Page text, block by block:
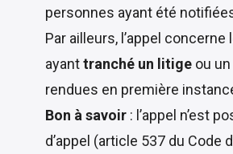
personnes ayant été
Par ailleurs, l’appel
ayanttranché un litige ou
rendues en première
Bon à savoir : l’appel n’est
d’appel (article 537 du Code